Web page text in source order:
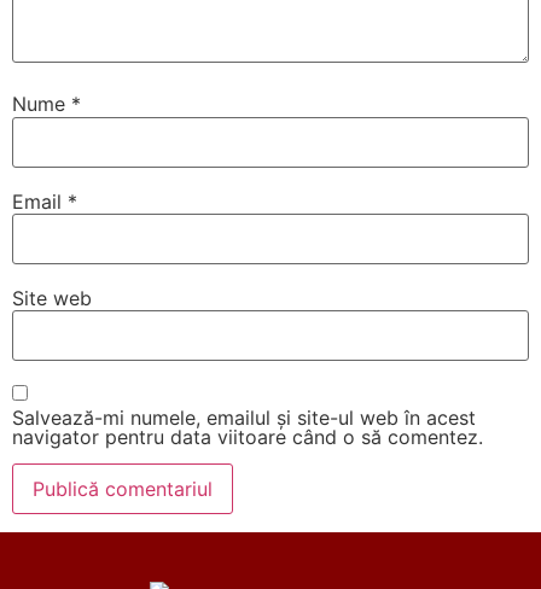
Nume *
Email *
Site web
Salvează-mi numele, emailul și site-ul web în acest
navigator pentru data viitoare când o să comentez.